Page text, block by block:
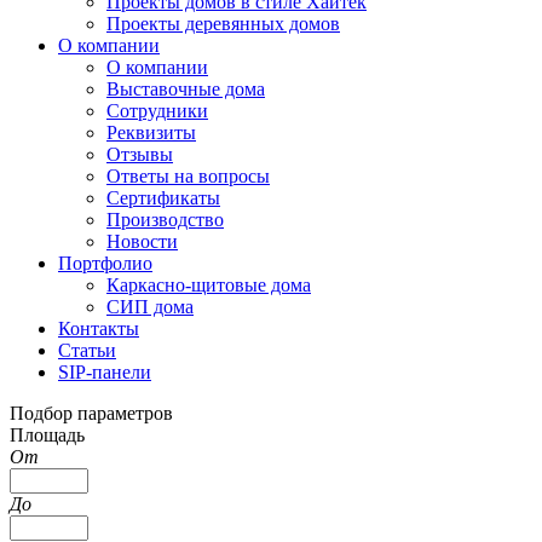
Проекты деревянных домов
О компании
О компании
Выставочные дома
Сотрудники
Реквизиты
Отзывы
Ответы на вопросы
Сертификаты
Производство
Новости
Портфолио
Каркасно-щитовые дома
СИП дома
Контакты
Статьи
SIP-панели
Подбор параметров
Площадь
От
До